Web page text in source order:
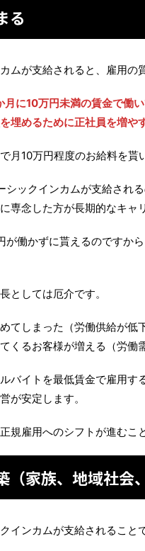
る
ムが支給されると、雇用の
月に10万円未満の賃金で働
埋めるために正社員を増や
月10万円程度のお給料を貰
シックインカムが支給され
専念した方が長期的なキャ
が働かずに貰えるのですか
としては厄介です。
てしまった（労働供給が
くるお客様が増える（労働
バイトを最低賃金で雇用
が安定します。
規雇用へのシフトが進むこ
（家族、地域社会
インカムが支給されること